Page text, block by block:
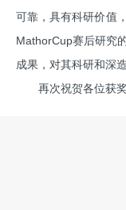
可靠，具有科研价值
MathorCup赛后研究
成果，对其科研和深
再次祝贺各位获